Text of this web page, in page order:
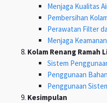
Menjaga Kualitas
Pembersihan
Perawatan Filter
Menjaga
Kolam Renang Ramah
Sistem
Penggunaan
Penggunaan
Kesimpulan